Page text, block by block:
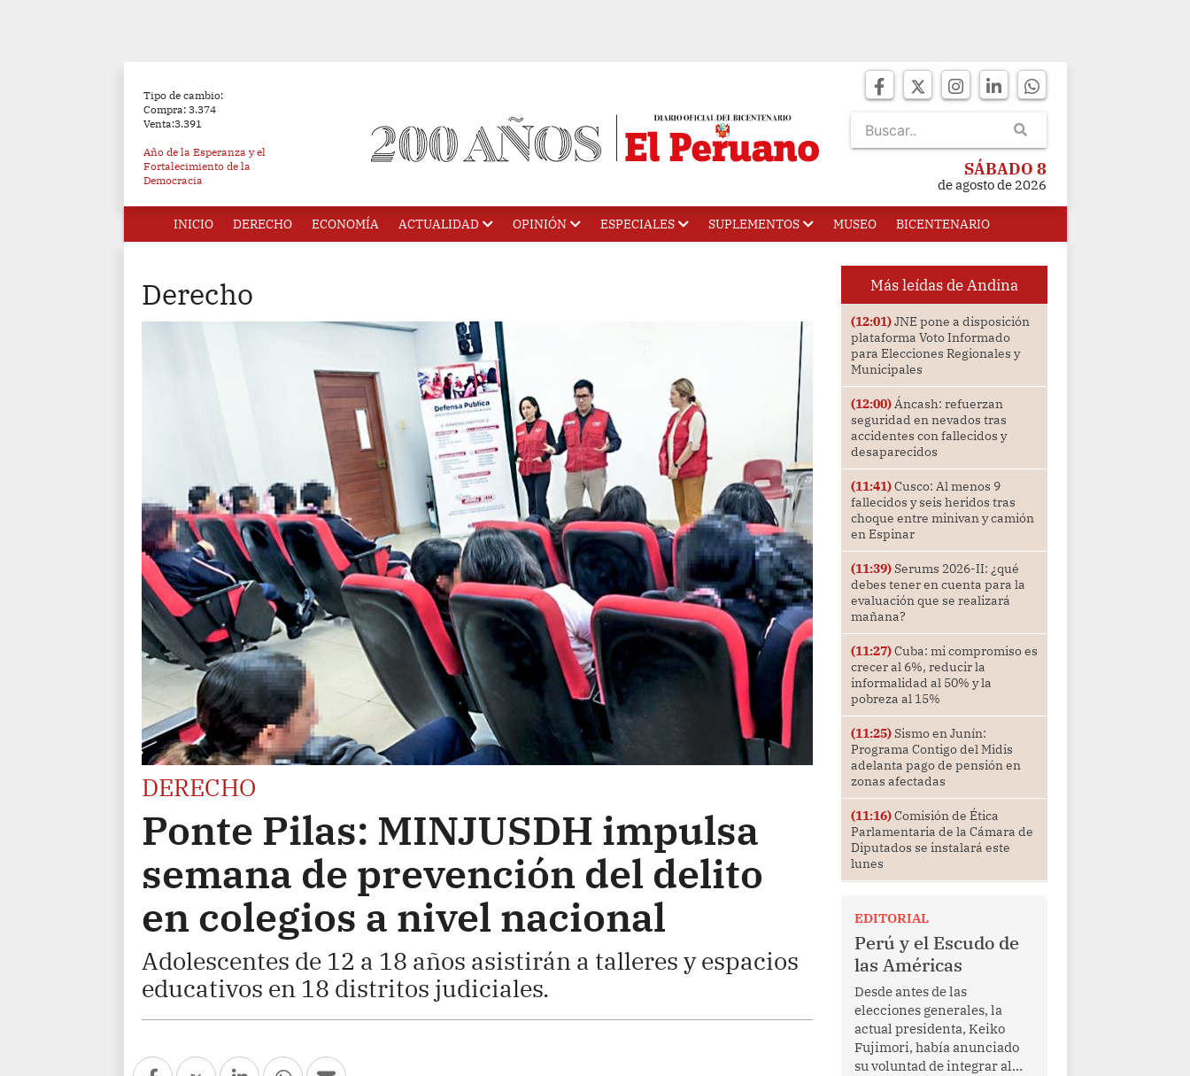
Tipo de cambio:
Compra: 3.374
Venta:3.391
Año de la Esperanza y el
Fortalecimiento de la
Democracia
SÁBADO 8
de agosto de 2026
INICIO DERECHO ECONOMÍA ACTUALIDAD OPINIÓN ESPECIALES SUPLEMENTOS MUSEO BICENTENARIO
Derecho
DERECHO
Ponte Pilas: MINJUSDH impulsa
semana de prevención del delito
en colegios a nivel nacional
Adolescentes de 12 a 18 años asistirán a talleres y espacios
educativos en 18 distritos judiciales.
Más leídas de Andina
(12:01)JNE pone a disposición
plataforma Voto Informado
para Elecciones Regionales y
Municipales
(12:00)Áncash: refuerzan
seguridad en nevados tras
accidentes con fallecidos y
desaparecidos
(11:41)Cusco: Al menos 9
fallecidos y seis heridos tras
choque entre minivan y camión
en Espinar
(11:39)Serums 2026-II: ¿qué
debes tener en cuenta para la
evaluación que se realizará
mañana?
(11:27)Cuba: mi compromiso es
crecer al 6%, reducir la
informalidad al 50% y la
pobreza al 15%
(11:25)Sismo en Junín:
Programa Contigo del Midis
adelanta pago de pensión en
zonas afectadas
(11:16)Comisión de Ética
Parlamentaria de la Cámara de
Diputados se instalará este
lunes
EDITORIAL
Perú y el Escudo de
las Américas
Desde antes de las
elecciones generales, la
actual presidenta, Keiko
Fujimori, había anunciado
su voluntad de integrar al